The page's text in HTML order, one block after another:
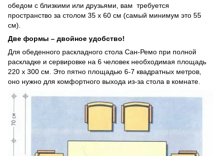
обедом с близкими или друзьями, вам требуется
пространство за столом 35 х 60 см (самый минимум это 55
см).
Две формы – двойное удобство!
Для обеденного раскладного стола Сан-Ремо при полной
раскладке и сервировке на 6 человек необходимая площадь
220 х 300 см. Это пятно площадью 6-7 квадратных метров,
оно нужно для комфортного выхода из-за стола в комнате.